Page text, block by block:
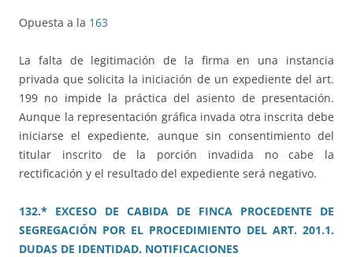
Opuesta a la 163
La falta de legitimación de la firma en una instancia
privada que solicita la iniciación de un expediente del art.
199 no impide la práctica del asiento de presentación.
Aunque la representación gráfica invada otra inscrita debe
iniciarse el expediente, aunque sin consentimiento del
titular inscrito de la porción invadida no cabe la
rectificación y el resultado del expediente será negativo.
132.* EXCESO DE CABIDA DE FINCA PROCEDENTE DE
SEGREGACIÓN POR EL PROCEDIMIENTO DEL ART. 201.1.
DUDAS DE IDENTIDAD. NOTIFICACIONES